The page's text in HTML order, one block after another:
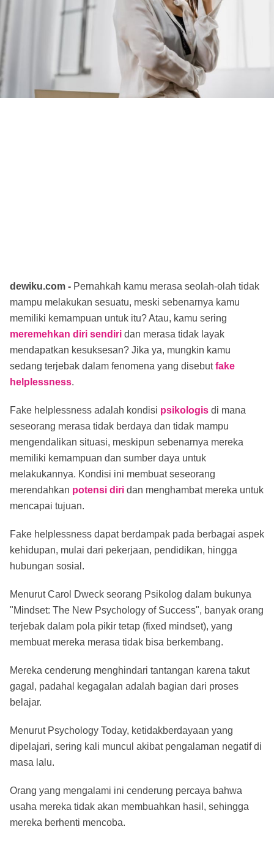
dewiku.com - Pernahkah kamu merasa seolah-olah tidak
mampu melakukan sesuatu, meski sebenarnya kamu
memiliki kemampuan untuk itu? Atau, kamu sering
meremehkan diri sendiri dan merasa tidak layak
mendapatkan kesuksesan? Jika ya, mungkin kamu
sedang terjebak dalam fenomena yang disebutfake
helplessness.
Fake helplessness adalah kondisi psikologis di mana
seseorang merasa tidak berdaya dan tidak mampu
mengendalikan situasi, meskipun sebenarnya mereka
memiliki kemampuan dan sumber daya untuk
melakukannya. Kondisi ini membuat seseorang
merendahkan potensi diri dan menghambat mereka untuk
mencapai tujuan.
Fake helplessness dapat berdampak pada berbagai aspek
kehidupan, mulai dari pekerjaan, pendidikan, hingga
hubungan sosial.
Menurut Carol Dweck seorang Psikolog dalam bukunya
"Mindset: The New Psychology of Success", banyak orang
terjebak dalam pola pikir tetap (fixed mindset), yang
membuat mereka merasa tidak bisa berkembang.
Mereka cenderung menghindari tantangan karena takut
gagal, padahal kegagalan adalah bagian dari proses
belajar.
Menurut Psychology Today, ketidakberdayaan yang
dipelajari, sering kali muncul akibat pengalaman negatif di
masa lalu.
Orang yang mengalami ini cenderung percaya bahwa
usaha mereka tidak akan membuahkan hasil, sehingga
mereka berhenti mencoba.